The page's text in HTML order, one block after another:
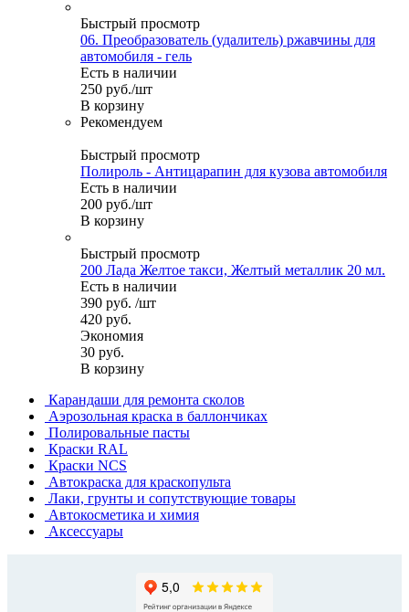
Быстрый просмотр
06. Преобразователь (удалитель) ржавчины для
автомобиля - гель
Есть в наличии
250 руб./шт
В корзину
Рекомендуем
Быстрый просмотр
Полироль - Антицарапин для кузова автомобиля
Есть в наличии
200 руб./шт
В корзину
Быстрый просмотр
200 Лада Желтое такси, Желтый металлик 20 мл.
Есть в наличии
390 руб. /шт
420 руб.
Экономия
30 руб.
В корзину
Карандаши для ремонта сколов
Аэрозольная краска в баллончиках
Полировальные пасты
Краски RAL
Краски NCS
Автокраска для краскопульта
Лаки, грунты и сопутствующие товары
Автокосметика и химия
Аксессуары